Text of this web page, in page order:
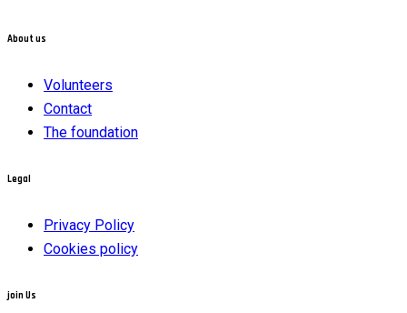
About us
Volunteers
Contact
The foundation
Legal
Privacy Policy
Cookies policy
join Us